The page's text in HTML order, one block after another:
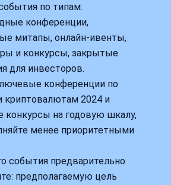
по типам:
конференции,
митапы, онлайн‑ивенты,
и конкурсы, закрытые
для инвесторов.
конференции по
криптовалютам 2024 и
конкурсы на годовую шкалу,
менее приоритетными
события предварительно
предполагаемую цель